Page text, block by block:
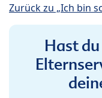
Zurück zu „Ich bin
Hast